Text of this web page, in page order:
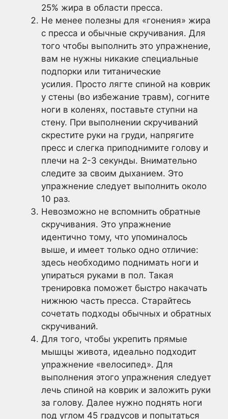
25% жира в области пресса.
Не менее полезны для «гонения» жира
с пресса и обычные скручивания. Для
того чтобы выполнить это упражнение,
вам не нужны никакие специальные
подпорки или титанические
усилия. Просто лягте спиной на коврик
у стены (во избежание травм), согните
ноги в коленях, поставьте ступни на
стену. При выполнении скручиваний
скрестите руки на груди, напрягите
пресс и слегка приподнимите голову и
плечи на 2-3 секунды. Внимательно
следите за своим дыханием. Это
упражнение следует выполнить около
10 раз.
Невозможно не вспомнить обратные
скручивания. Это упражнение
идентично тому, что упоминалось
выше, и имеет только одно отличие:
здесь необходимо поднимать ноги и
упираться руками в пол. Такая
тренировка поможет быстро накачать
нижнюю часть пресса. Старайтесь
сочетать подходы обычных и обратных
скручиваний.
Для того, чтобы укрепить прямые
мышцы живота, идеально подходит
упражнение «велосипед». Для
выполнения этого упражнения следует
лечь спиной на коврик и заложить руки
за голову. Далее нужно поднять ноги
под углом 45 градусов и попытаться